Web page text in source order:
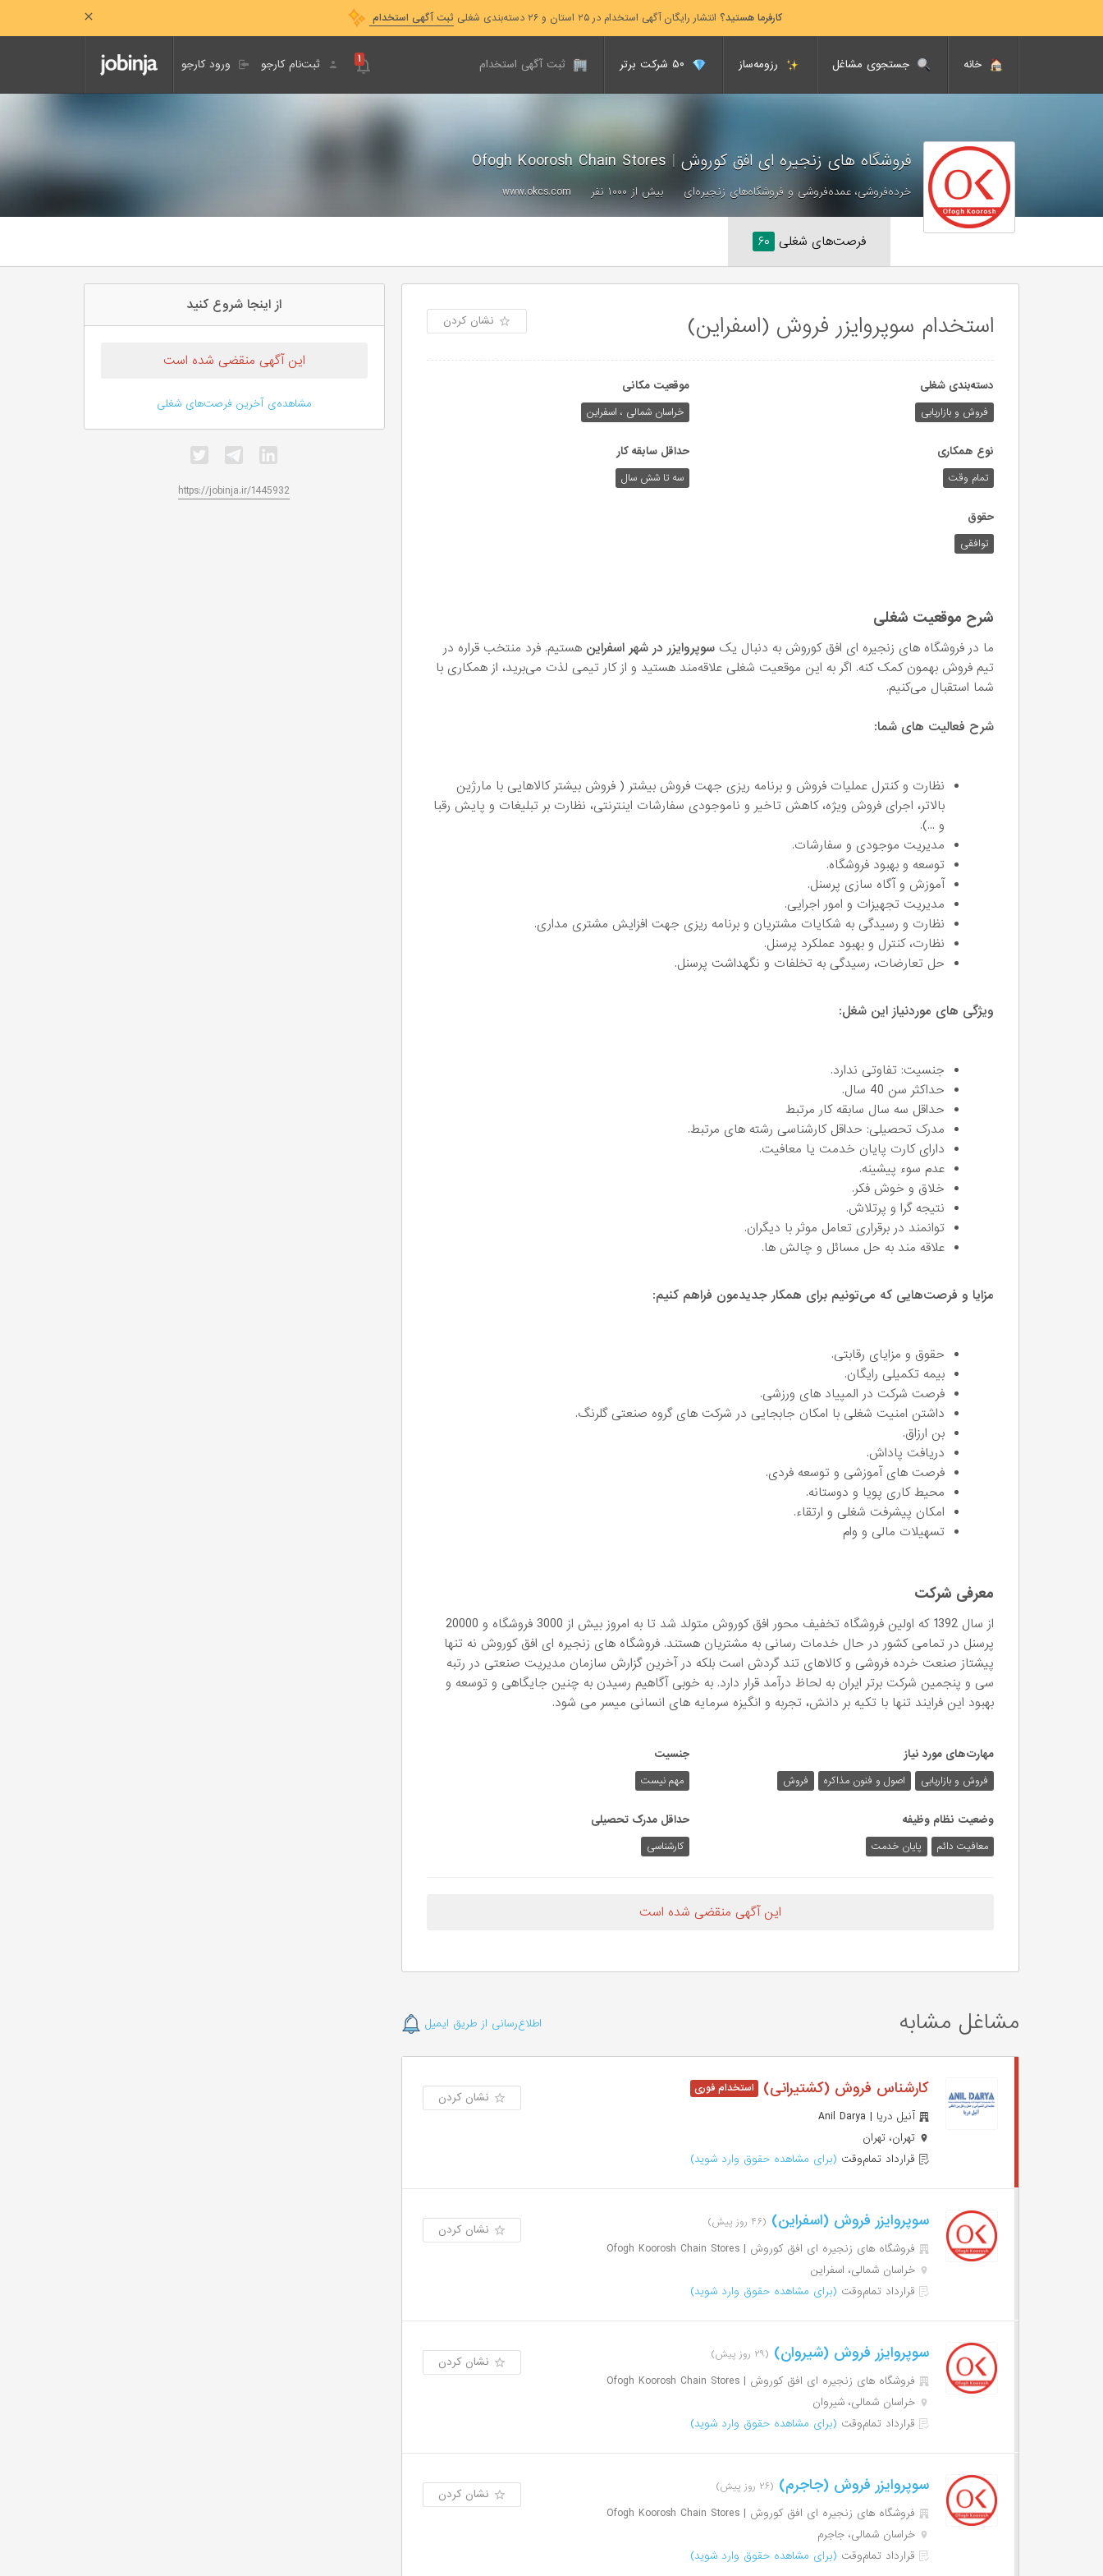
کارفرما هستید؟ انتشار رایگان آگهی استخدام در ۲۵ استان و ۲۶ دسته‌بندی شغلی ثبت آگهی استخدام
خانه جستجوی مشاغل رزومه‌ساز ثبت آگهی استخدام ورود کارجو ثبت‌نام کارجو ۱
فروشگاه های زنجیره ای افق کوروش |
خرده‌فروشی، عمده‌فروشی و فروشگاه‌های زنجیره‌ای بیش از ۱۰۰۰ نفر www.okcs.com
فرصت‌های شغلی ۶۰
استخدام سوپروایزر فروش (اسفراین) نشان کردن
دسته‌بندی شغلی
فروش و بازاریابی
موقعیت مکانی
خراسان شمالی ، اسفراین
نوع همکاری
تمام وقت
حداقل سابقه کار
سه تا شش سال
حقوق
توافقی
شرح موقعیت شغلی
ما در فروشگاه های زنجیره ای افق کوروش به دنبال یک سوپروایزر در شهر اسفراین هستیم. فرد منتخب قراره در
تیم فروش بهمون کمک کنه. اگر به این موقعیت شغلی علاقه‌مند هستید و از کار تیمی لذت می‌برید، از همکاری با
شما استقبال می‌کنیم.
شرح فعالیت های شما:
نظارت و کنترل عملیات فروش و برنامه ریزی جهت فروش بیشتر ( فروش بیشتر کالاهایی با مارژین
بالاتر، اجرای فروش ویژه، کاهش تاخیر و ناموجودی سفارشات اینترنتی، نظارت بر تبلیغات و پایش رقبا
و ...).
مدیریت موجودی و سفارشات.
توسعه و بهبود فروشگاه.
آموزش و آگاه سازی پرسنل.
مدیریت تجهیزات و امور اجرایی.
نظارت و رسیدگی به شکایات مشتریان و برنامه ریزی جهت افزایش مشتری مداری.
نظارت، کنترل و بهبود عملکرد پرسنل.
حل تعارضات، رسیدگی به تخلفات و نگهداشت پرسنل.
ویژگی های موردنیاز این شغل:
جنسیت: تفاوتی ندارد.
حداکثر سن 40 سال.
حداقل سه سال سابقه کار مرتبط
مدرک تحصیلی: حداقل کارشناسی رشته های مرتبط.
دارای کارت پایان خدمت یا معافیت.
عدم سوء پیشینه.
خلاق و خوش فکر.
نتیجه گرا و پرتلاش.
توانمند در برقراری تعامل موثر با دیگران.
علاقه مند به حل مسائل و چالش ها.
مزایا و فرصت‌هایی که می‌تونیم برای همکار جدیدمون فراهم کنیم:
حقوق و مزایای رقابتی.
بیمه تکمیلی رایگان.
فرصت شرکت در المپیاد های ورزشی.
داشتن امنیت شغلی با امکان جابجایی در شرکت های گروه صنعتی گلرنگ.
بن ارزاق.
دریافت پاداش.
فرصت های آموزشی و توسعه فردی.
محیط کاری پویا و دوستانه.
امکان پیشرفت شغلی و ارتقاء.
تسهیلات مالی و وام
معرفی شرکت
از سال 1392 که اولین فروشگاه تخفیف محور افق کوروش متولد شد تا به امروز بیش از 3000 فروشگاه و 20000
پرسنل در تمامی کشور در حال خدمات رسانی به مشتریان هستند. فروشگاه های زنجیره ای افق کوروش نه تنها
پیشتاز صنعت خرده فروشی و کالاهای تند گردش است بلکه در آخرین گزارش سازمان مدیریت صنعتی در رتبه
سی و پنجمین شرکت برتر ایران به لحاظ درآمد قرار دارد. به خوبی آگاهیم رسیدن به چنین جایگاهی و توسعه و
بهبود این فرایند تنها با تکیه بر دانش، تجربه و انگیزه سرمایه های انسانی میسر می شود.
مهارت‌های مورد نیاز
فروش و بازاریابی اصول و فنون مذاکره فروش
جنسیت
مهم نیست
وضعیت نظام وظیفه
معافیت دائم پایان خدمت
حداقل مدرک تحصیلی
کارشناسی
این آگهی منقضی شده است
مشاغل مشابه اطلاع‌رسانی از طریق ایمیل
کارشناس فروش (کشتیرانی)
آنیل دریا | Anil Darya
تهران، تهران
قرارداد تمام‌وقت (برای مشاهده حقوق وارد شوید)
نشان کردن
سوپروایزر فروش (اسفراین) (۴۶ روز پیش)
فروشگاه های زنجیره ای افق کوروش | Ofogh Koorosh Chain Stores
خراسان شمالی، اسفراین
قرارداد تمام‌وقت (برای مشاهده حقوق وارد شوید)
نشان کردن
سوپروایزر فروش (شیروان) (۲۹ روز پیش)
فروشگاه های زنجیره ای افق کوروش | Ofogh Koorosh Chain Stores
خراسان شمالی، شیروان
قرارداد تمام‌وقت (برای مشاهده حقوق وارد شوید)
نشان کردن
سوپروایزر فروش (جاجرم) (۲۶ روز پیش)
فروشگاه های زنجیره ای افق کوروش | Ofogh Koorosh Chain Stores
خراسان شمالی، جاجرم
قرارداد تمام‌وقت (برای مشاهده حقوق وارد شوید)
نشان کردن
از اینجا شروع کنید
این آگهی منقضی شده است
مشاهده‌ی آخرین فرصت‌های شغلی
https://jobinja.ir/1445932